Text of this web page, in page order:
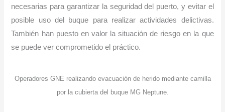
necesarias para garantizar la seguridad del puerto, y evitar el
posible uso del buque para realizar actividades delictivas.
También han puesto en valor la situación de riesgo en la que
se puede ver comprometido el práctico.
Operadores GNE realizando evacuación de herido mediante camilla
por la cubierta del buque MG Neptune.